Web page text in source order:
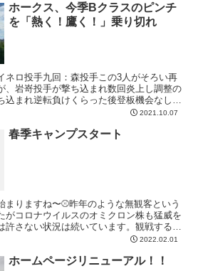
ホークス、今季Bクラスのピンチ
を「熱く！鷹く！」乗り切れ
ネロ投手九回：森投手この3人がそろい再
、岩嵜投手が撃ち込まれ数回炎上し調整の
込まれ逆転負けくらった後登板機会なし昨
投げましたが打たれました。 先...2021.10.07
春季キャンプスタート
まりますね〜⚾️昨年のような無観客という
がコロナウイルスのオミクロン株も猛威を
許さない状況は続いています。観戦するよ
る感染対策を万全にして臨んで...2022.02.01
ホームページリニューアル！！